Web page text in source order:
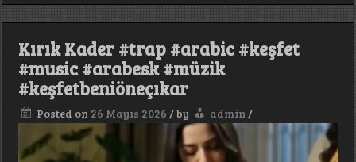
Hareket
Dolu
Şarkı
#arabic
Kırık Kader #trap #arabic #keşfet
#music #arabesk #müzik
#keşfetbeniöneçıkar
Posted on 26 Mayıs 2026 /by admin /